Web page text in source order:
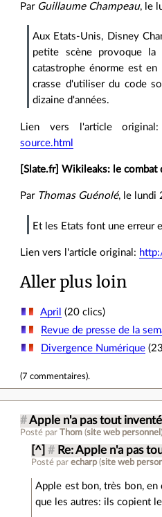
Par Guillaume Champeau, le
Aux Etats-Unis, Disney
petite scène provoque la
catastrophe énorme est
crasse d'utiliser du code
dizaine d'années.
Lien vers l'article
source.html
[Slate.fr] Wikileaks: le combat
Par Thomas Guénolé, le lundi
Et les Etats font une erreur
Lien vers l'article original:
Aller plus loin
April (20 clics)
Revue de presse de la
Divergence Numérique
(7 commentaires).
# Apple n'a pas tout inventé
Posté parThom (site web personnel )
[^] # Re: Apple n'a pas
Posté parecharp(site web
Apple est bon, très bon,
que les autres: ils copient